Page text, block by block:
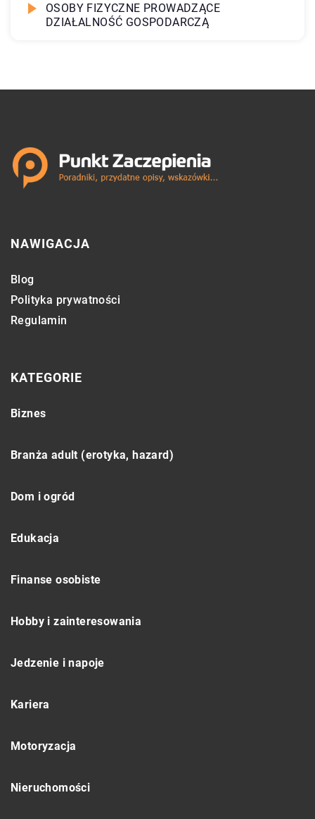
OSOBY FIZYCZNE PROWADZĄCE
DZIAŁALNOŚĆ GOSPODARCZĄ
NAWIGACJA
Blog
Polityka prywatności
Regulamin
KATEGORIE
Biznes
Branża adult (erotyka, hazard)
Dom i ogród
Edukacja
Finanse osobiste
Hobby i zainteresowania
Jedzenie i napoje
Kariera
Motoryzacja
Nieruchomości